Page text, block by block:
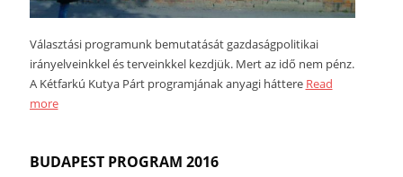
Választási programunk bemutatását gazdaságpolitikai
irányelveinkkel és terveinkkel kezdjük. Mert az idő nem pénz.
A Kétfarkú Kutya Párt programjának anyagi háttere Read
more
BUDAPEST PROGRAM 2016